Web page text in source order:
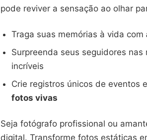
pode reviver a sensação ao olhar
Traga suas memórias à vida com
Surpreenda seus seguidores nas
incríveis
Crie registros únicos de eventos
fotos vivas
Seja fotógrafo profissional ou
digital. Transforme fotos estáticas